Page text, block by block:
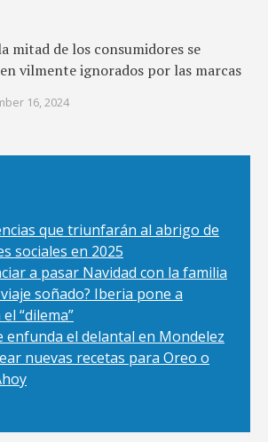
mitad de los consumidores se
vilmente ignorados por las marcas
16, 2024
que triunfarán al abrigo de
sociales en 2025
a pasar Navidad con la familia
soñado? Iberia pone a
“dilema”
enfunda el delantal en Mondelez
nuevas recetas para Oreo o